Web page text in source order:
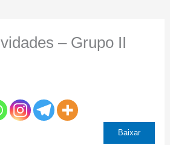
– Grupo II
Baixar